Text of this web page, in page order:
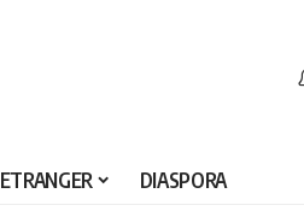
ETRANGER DIASPORA